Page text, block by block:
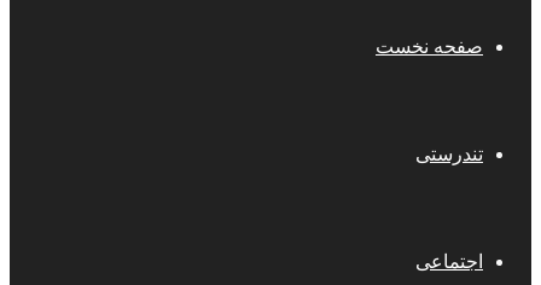
صفحه نخست
تندرستی
اجتماعی